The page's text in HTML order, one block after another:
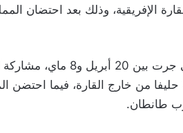
الإفريقية، وذلك بعد احتضان
عسكري يمثلون 40 دولة، من بينها 28 دولة إفريقية و20 حليفا من خارج
طانطان.